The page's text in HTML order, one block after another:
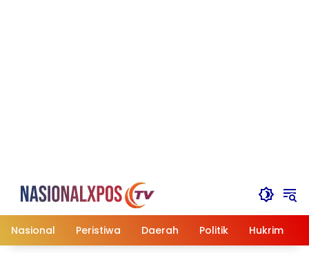
Nasional
Peristiwa Daerah Politik Hukrim